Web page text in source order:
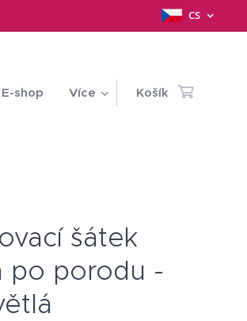
CS
E-shop Více Košík
šátek
po porodu -